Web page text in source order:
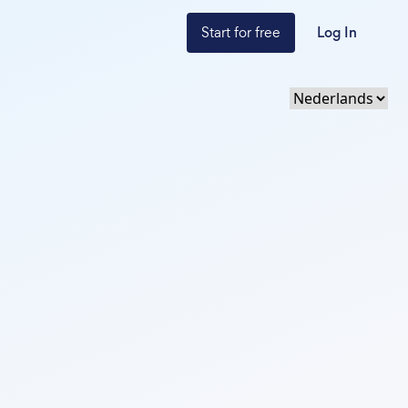
Start for free Log In